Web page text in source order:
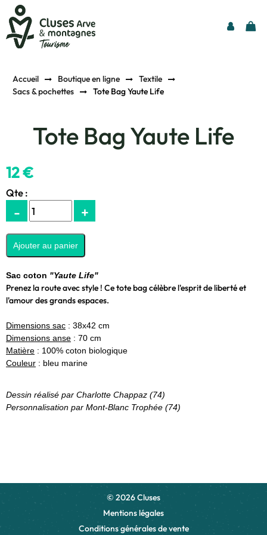
Accueil Boutique en ligne
Textile
Sacs & pochettes
Tote Bag Yaute Life
Tote Bag Yaute Life
12 €
Qte :
- +
Sac coton "Yaute Life"
Prenez la route avec style ! Ce tote bag célèbre l'esprit de liberté et
l'amour des grands espaces.
Dimensions sac : 38x42 cm
Dimensions anse : 70 cm
Matière : 100% coton biologique
Couleur : bleu marine
Dessin réalisé par Charlotte Chappaz (74)
Personnalisation par Mont-Blanc Trophée (74)
© 2026 Cluses
Mentions légales
Conditions générales de vente